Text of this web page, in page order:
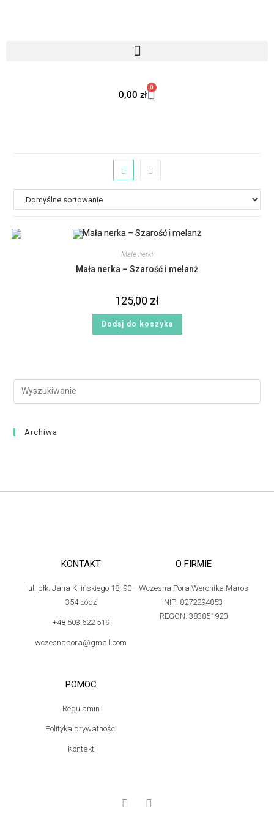
0,00 zł
0
Małe nerki
Mała nerka – Szarość i melanż
125,00 zł
Dodaj do koszyka
Archiwa
KONTAKT
ul. płk. Jana Kilińskiego 18, 90-
354 Łódź
+48 503 622 519
wczesnapora@gmail.com
O FIRMIE
Wczesna Pora Weronika Maros
NIP: 8272294853
REGON: 383851920
POMOC
Regulamin
Polityka prywatności
Kontakt